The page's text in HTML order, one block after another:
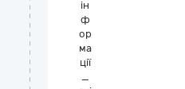
ін
ф
ор
ма
ції
_